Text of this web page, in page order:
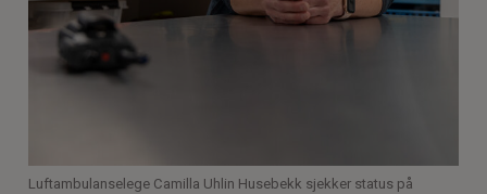
Luftambulanselege Camilla Uhlin Husebekk sjekker status på